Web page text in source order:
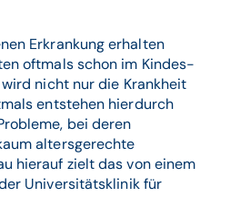
Erkrankung erhalten
oftmals schon im Kindes-
nicht nur die Krankheit
entstehen hierdurch
bei deren
altersgerechte
hierauf zielt das von einem
Universitätsklinik für